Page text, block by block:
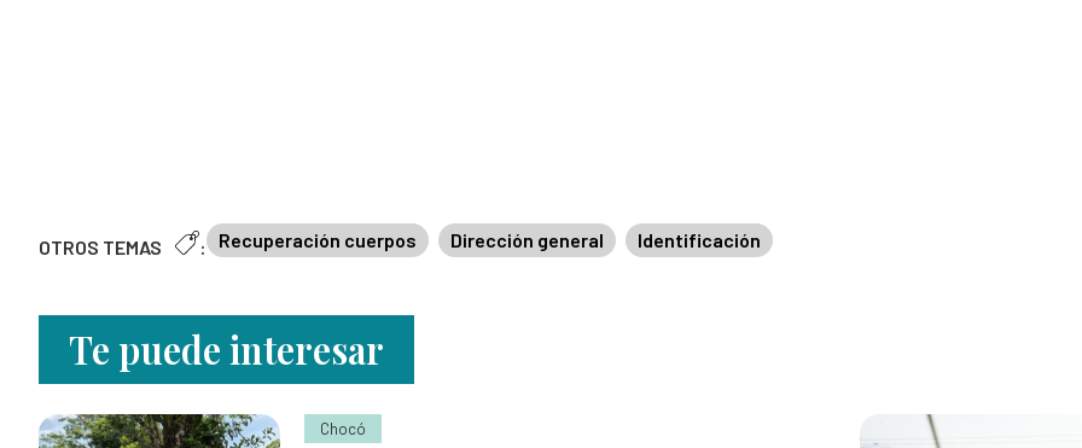
OTROS TEMAS : Recuperación cuerpos Dirección general Identificación
Te puede interesar
Chocó